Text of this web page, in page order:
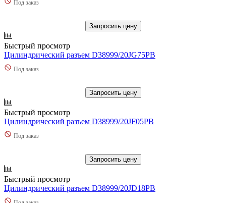
Под заказ
Запросить цену
Быстрый просмотр
Цилиндрический разъем D38999/20JG75PB
Под заказ
Запросить цену
Быстрый просмотр
Цилиндрический разъем D38999/20JF05PB
Под заказ
Запросить цену
Быстрый просмотр
Цилиндрический разъем D38999/20JD18PB